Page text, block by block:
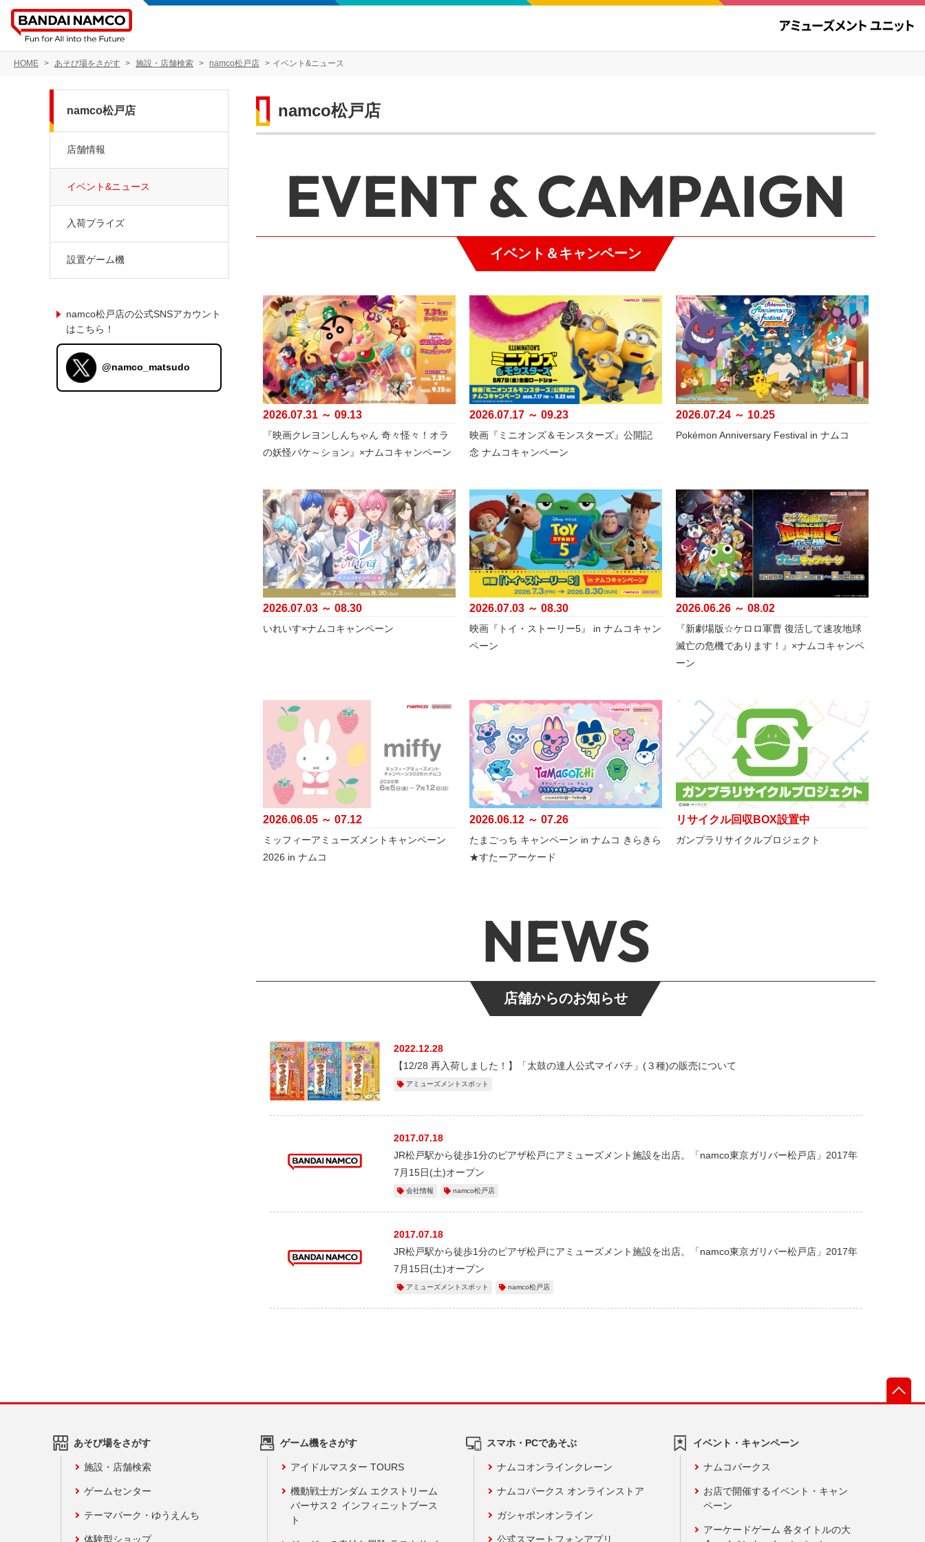
HOME あそび場をさがす 施設・店舗検索 namco松戸店 イベント&ニュース
namco松戸店
イベント＆キャンペーン
EVENT & CAMPAIGN
2026.07.31 ～ 09.13
『映画クレヨンしんちゃん 奇々怪々！オラ
の妖怪バケ～ション』×ナムコキャンペーン
2026.07.17 ～ 09.23
映画『ミニオンズ＆モンスターズ』公開記
念 ナムコキャンペーン
2026.07.24 ～ 10.25
Pokémon Anniversary Festival in ナムコ
2026.07.03 ～ 08.30
いれいす×ナムコキャンペーン
2026.07.03 ～ 08.30
映画『トイ・ストーリー5』 in ナムコキャン
ペーン
2026.06.26 ～ 08.02
『新劇場版☆ケロロ軍曹 復活して速攻地球
滅亡の危機であります！』×ナムコキャンペ
ーン
2026.06.05 ～ 07.12
ミッフィーアミューズメントキャンペーン
2026 in ナムコ
2026.06.12 ～ 07.26
たまごっち キャンペーン in ナムコ きらきら
★すたーアーケード
リサイクル回収BOX設置中
ガンプラリサイクルプロジェクト
店舗からのお知らせ
NEWS
2022.12.28
【12/28 再入荷しました！】「太鼓の達人公式マイバチ」(３種)の販売について
アミューズメントスポット
2017.07.18
JR松戸駅から徒歩1分のピアザ松戸にアミューズメント施設を出店。「namco東京ガリバー松戸店」2017年
7月15日(土)オープン
会社情報 namco松戸店
2017.07.18
JR松戸駅から徒歩1分のピアザ松戸にアミューズメント施設を出店。「namco東京ガリバー松戸店」2017年
7月15日(土)オープン
アミューズメントスポット namco松戸店
namco松戸店
店舗情報
イベント&ニュース
入荷プライズ
設置ゲーム機
namco松戸店の公式SNSアカウント
はこちら！
@namco_matsudo
あそび場をさがす
施設・店舗検索
ゲームセンター
テーマパーク・ゆうえんち
体験型ショップ
ゲーム機をさがす
アイドルマスター TOURS
機動戦士ガンダム エクストリーム
バーサス２ インフィニットブース
ト
スマホ・PCであそぶ
ナムコオンラインクレーン
ナムコパークス オンラインストア
ガシャポンオンライン
公式スマートフォンアプリ
イベント・キャンペーン
ナムコパークス
お店で開催するイベント・キャン
ペーン
アーケードゲーム 各タイトルの大